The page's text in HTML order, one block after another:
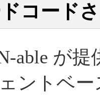
コード
able が
ントベ